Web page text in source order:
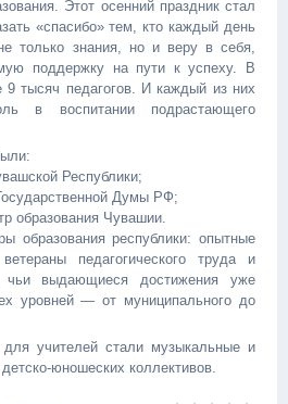
Этот осенний праздник стал
«спасибо» тем, кто каждый день
только знания, но и веру в себя,
поддержку на пути к успеху. В
9 тысяч педагогов. И каждый из них
в воспитании подрастающего
Республики;
Думы РФ;
образования Чувашии.
образования республики: опытные
педагогического труда и
чьи выдающиеся достижения уже
уровней — от муниципального до
для учителей стали музыкальные и
юношеских коллективов.